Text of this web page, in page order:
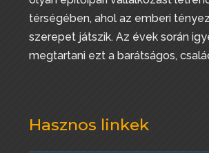
térségében, ahol az emberi
szerepet játszik. Az évek során
megtartani ezt a barátságos,
Hasznos linkek